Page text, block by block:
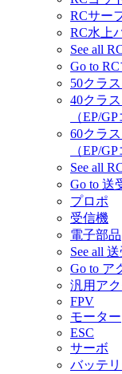
RCサー
RC水上
See all
Go to
50クラ
40クラ
（EP/
60クラ
（EP/
See all
Go to 送
プロポ
受信機
電子部品
See all
Go to ア
汎用ア
FPV
モーター
ESC
サーボ
バッテ